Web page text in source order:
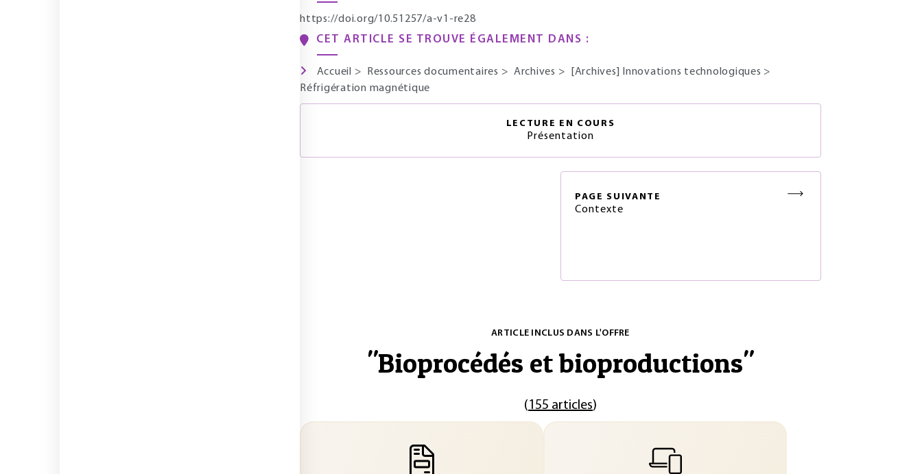
https://doi.org/10.51257/a-v1-re28
CET ARTICLE SE TROUVE ÉGALEMENT DANS :
Accueil > Ressources documentaires > Archives > [Archives] Innovations technologiques >
Réfrigération magnétique
LECTURE EN COURS
Présentation
PAGE SUIVANTE
Contexte
ARTICLE INCLUS DANS L'OFFRE
"Bioprocédés et bioproductions"
(155 articles)